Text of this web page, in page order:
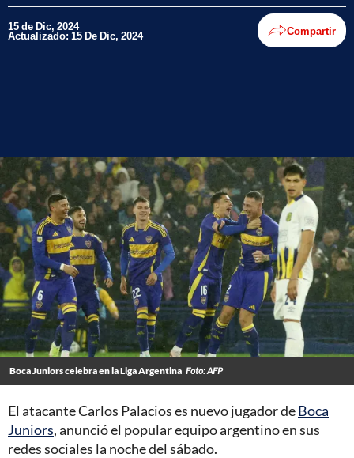
15 de Dic, 2024
Actualizado: 15 De Dic, 2024 Compartir
Boca Juniors celebra en la Liga Argentina Foto: AFP
El atacante Carlos Palacios es nuevo jugador deBoca
Juniors, anunció el popular equipo argentino en sus
redes sociales la noche del sábado.